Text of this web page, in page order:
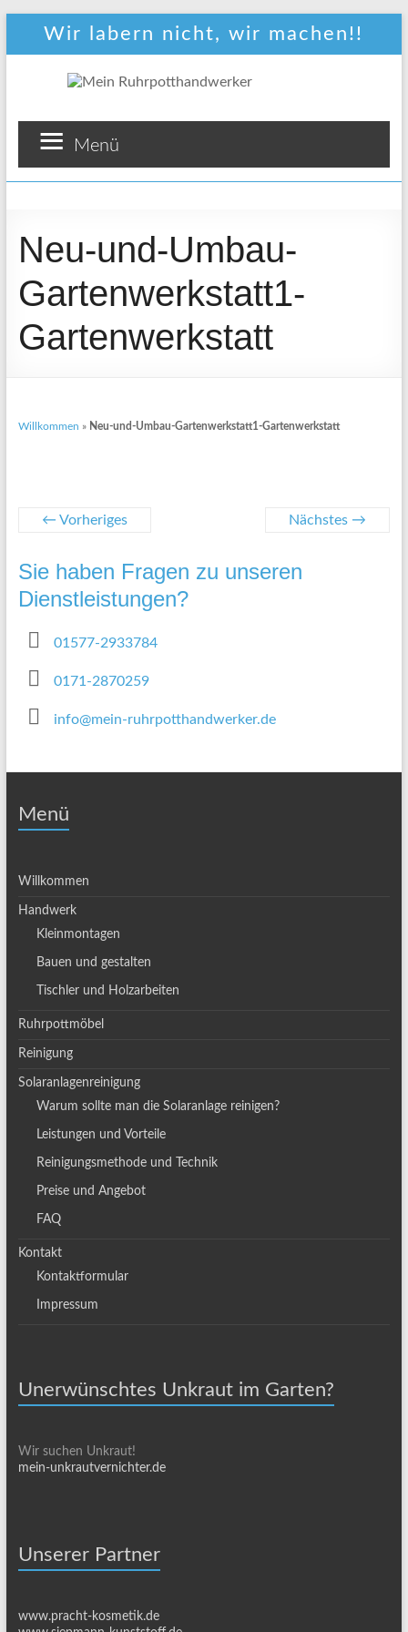
Wir labern nicht, wir machen!!
Mein
Ruhrpotthandwerker
und
preiswert!
Menü
Neu-und-Umbau-
Gartenwerkstatt1-
Gartenwerkstatt
Willkommen » Neu-und-Umbau-Gartenwerkstatt1-Gartenwerkstatt
← Vorheriges Nächstes →
Sie haben Fragen zu unseren
Dienstleistungen?
01577-2933784
0171-2870259
info@mein-ruhrpotthandwerker.de
Menü
Willkommen
Handwerk
Kleinmontagen
Bauen und gestalten
Tischler und Holzarbeiten
Ruhrpottmöbel
Reinigung
Solaranlagenreinigung
Warum sollte man die Solaranlage reinigen?
Leistungen und Vorteile
Reinigungsmethode und Technik
Preise und Angebot
FAQ
Kontakt
Kontaktformular
Impressum
Unerwünschtes Unkraut im Garten?
Wir suchen Unkraut!
mein-unkrautvernichter.de
Unserer Partner
www.pracht-kosmetik.de